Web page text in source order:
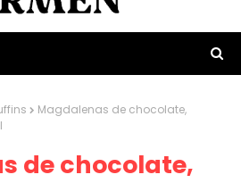
Magdalenas de chocolate,
de chocolate,